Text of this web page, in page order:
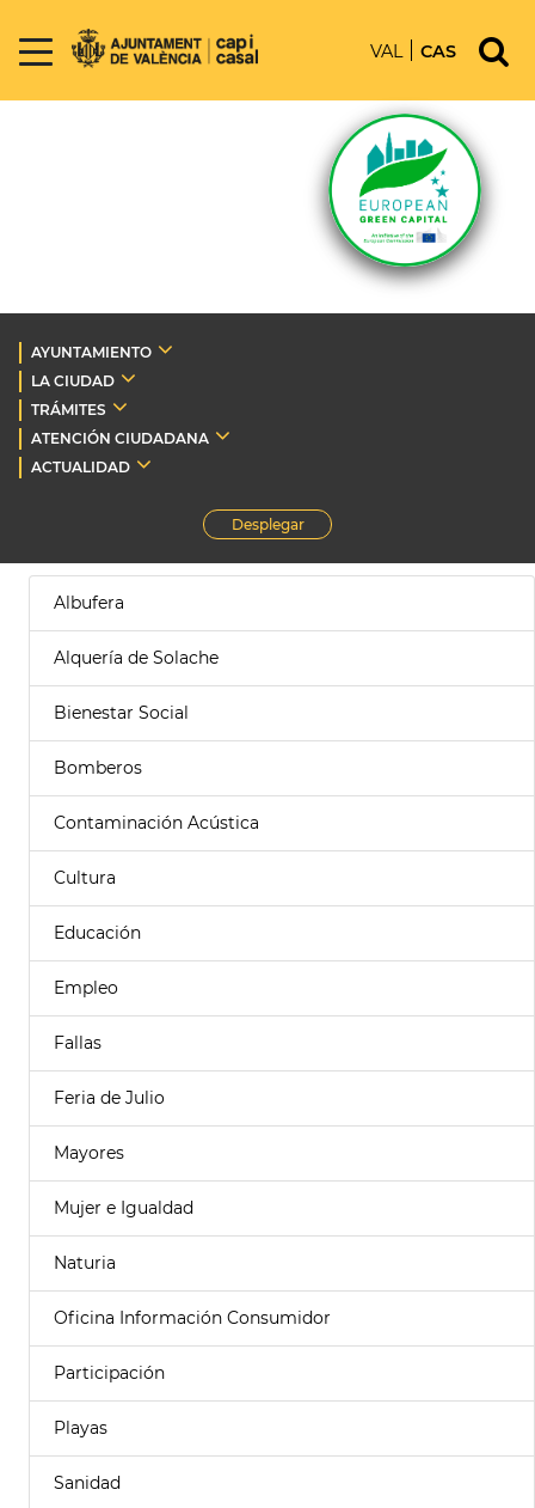
VAL CAS
AYUNTAMIENTO
LA CIUDAD
TRÁMITES
ATENCIÓN CIUDADANA
ACTUALIDAD
Desplegar
Albufera
Alquería de Solache
Bienestar Social
Bomberos
Contaminación Acústica
Cultura
Educación
Empleo
Fallas
Feria de Julio
Mayores
Mujer e Igualdad
Naturia
Oficina Información Consumidor
Participación
Playas
Sanidad